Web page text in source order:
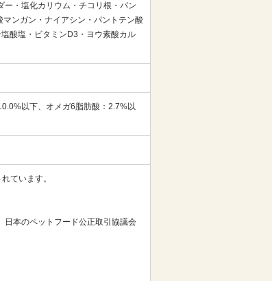
・塩化カリウム・チコリ根・パン
ンガン・ナイアシン・パントテン酸
酸塩・ビタミンD3・ヨウ素酸カル
以下、オメガ6脂肪酸：2.7%以
ています。
日本のペットフード公正取引協議会